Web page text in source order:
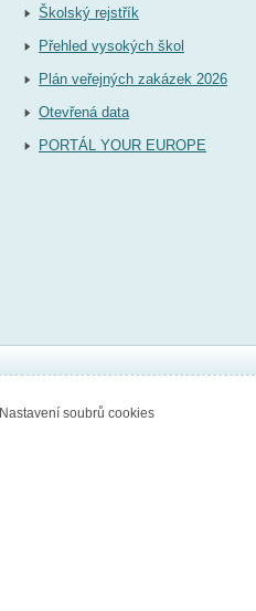
Školský rejstřík
Přehled vysokých škol
Plán veřejných zakázek 2026
Otevřená data
PORTÁL YOUR EUROPE
Nastavení soubrů cookies